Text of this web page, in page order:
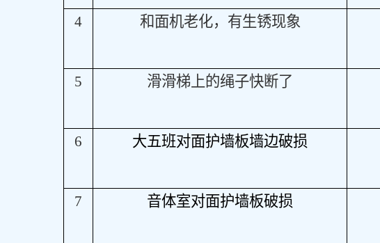
4 和面机老化，有生锈现象
5 滑滑梯上的绳子快断了
6 大五班对面护墙板墙边破损
7 音体室对面护墙板破损